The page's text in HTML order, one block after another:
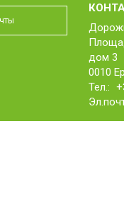
дом 3
0010
Тел.: